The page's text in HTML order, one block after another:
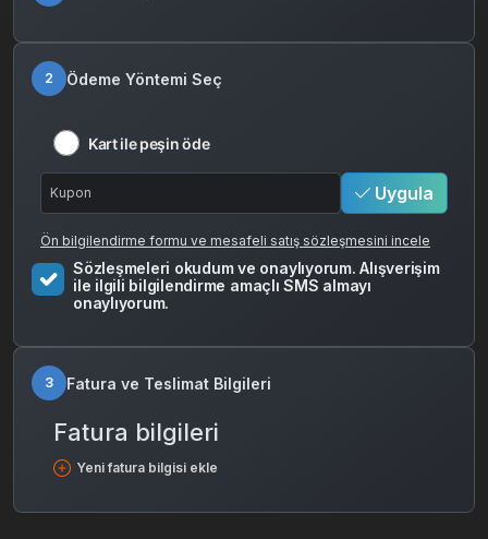
2 Ödeme Yöntemi Seç
Kart ile peşin öde
Uygula
Ön bilgilendirme formu ve mesafeli satış sözleşmesini incele
Sözleşmeleri okudum ve onaylıyorum. Alışverişim
ile ilgili bilgilendirme amaçlı SMS almayı
onaylıyorum.
3 Fatura ve Teslimat Bilgileri
Fatura bilgileri
Yeni fatura bilgisi ekle